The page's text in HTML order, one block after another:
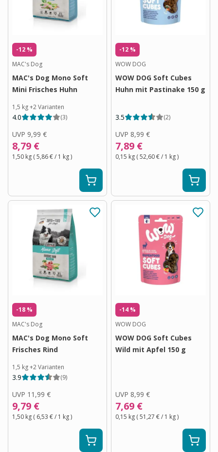
-12 %
MAC's Dog
MAC's Dog Mono Soft
Mini Frisches Huhn
1,5 kg+2Varianten
4.0 (3)
UVP 9,99 €
8,79 €
1,50 kg (5,86 €/ 1 kg)
-12 %
WOW DOG
WOW DOG Soft Cubes
Huhn mit Pastinake 150 g
3.5 (2)
UVP 8,99 €
7,89 €
0,15 kg (52,60 €/ 1 kg)
-18 %
MAC's Dog
MAC's Dog Mono Soft
Frisches Rind
1,5 kg+2Varianten
3.9 (9)
UVP 11,99 €
9,79 €
1,50 kg ( 6,53 €/ 1 kg)
-14 %
WOW DOG
WOW DOG Soft Cubes
Wild mit Apfel 150 g
UVP 8,99 €
7,69 €
0,15 kg (51,27 €/ 1 kg)